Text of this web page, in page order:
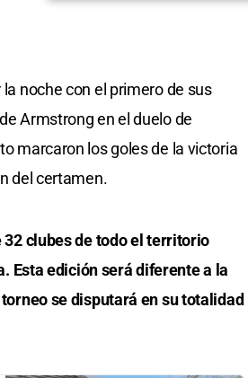
noche con el primero de sus
Armstrong en el duelo de
marcaron los goles de la victoria
del certamen.
32 clubes de todo el territorio
Esta edición será diferente a la
se disputará en su totalidad